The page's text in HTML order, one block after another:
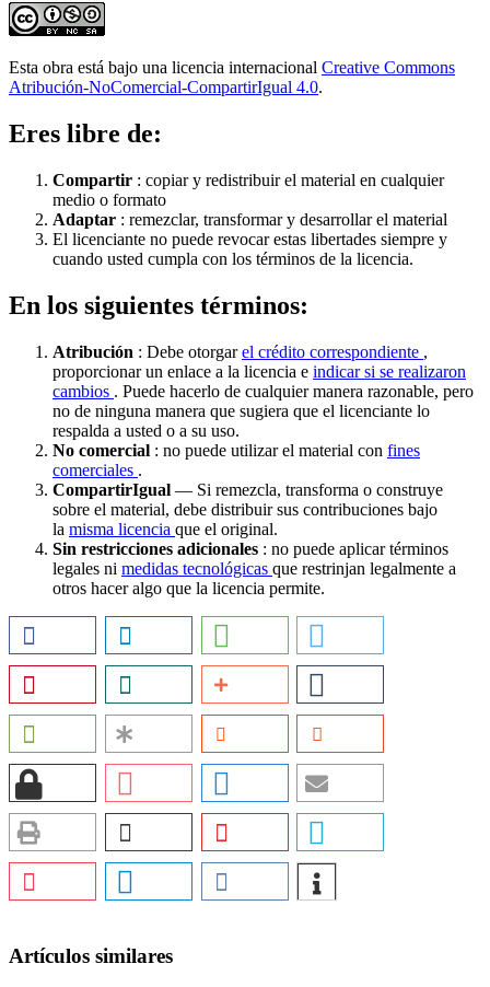
Esta obra está bajo una licencia internacional Creative Commons
Atribución-NoComercial-CompartirIgual 4.0.
Eres libre de:
Compartir : copiar y redistribuir el material en cualquier
medio o formato
Adaptar : remezclar, transformar y desarrollar el material
El licenciante no puede revocar estas libertades siempre y
cuando usted cumpla con los términos de la licencia.
En los siguientes términos:
Atribución : Debe otorgarel crédito correspondiente ,
proporcionar un enlace a la licencia e indicar si se realizaron
cambios . Puede hacerlo de cualquier manera razonable, pero
no de ninguna manera que sugiera que el licenciante lo
respalda a usted o a su uso.
No comercial : no puede utilizar el material con fines
comerciales .
CompartirIgual — Si remezcla, transforma o construye
sobre el material, debe distribuir sus contribuciones bajo
la misma licencia que el original.
Sin restricciones adicionales : no puede aplicar términos
legales ni medidas tecnológicas que restrinjan legalmente a
otros hacer algo que la licencia permite.
Artículos similares